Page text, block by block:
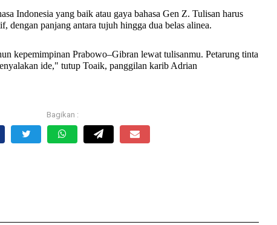
Indonesia yang baik atau gaya bahasa Gen Z. Tulisan harus
dengan panjang antara tujuh hingga dua belas alinea.
kepemimpinan Prabowo–Gibran lewat tulisanmu. Petarung tinta
ide," tutup Toaik, panggilan karib Adrian